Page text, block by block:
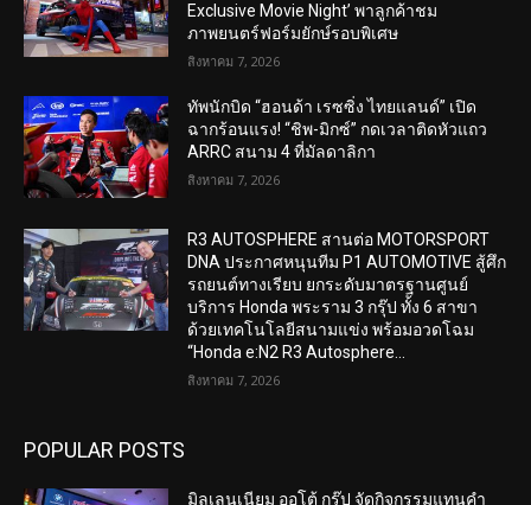
Exclusive Movie Night’ พาลูกค้าชม
ภาพยนตร์ฟอร์มยักษ์รอบพิเศษ
สิงหาคม 7, 2026
ทัพนักบิด “ฮอนด้า เรซซิ่ง ไทยแลนด์” เปิด
ฉากร้อนแรง! “ชิพ-มิกซ์” กดเวลาติดหัวแถว
ARRC สนาม 4 ที่มัลดาลิกา
สิงหาคม 7, 2026
R3 AUTOSPHERE สานต่อ MOTORSPORT
DNA ประกาศหนุนทีม P1 AUTOMOTIVE สู้ศึก
รถยนต์ทางเรียบ ยกระดับมาตรฐานศูนย์
บริการ Honda พระราม 3 กรุ๊ป ทั้ง 6 สาขา
ด้วยเทคโนโลยีสนามแข่ง พร้อมอวดโฉม
“Honda e:N2 R3 Autosphere...
สิงหาคม 7, 2026
POPULAR POSTS
มิลเลนเนียม ออโต้ กรุ๊ป จัดกิจกรรมแทนคำ